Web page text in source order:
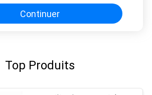
Continuer
Top Produits